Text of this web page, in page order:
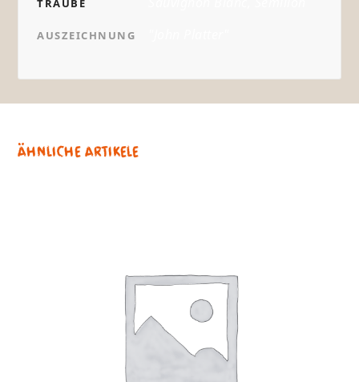
TRAUBE
AUSZEICHNUNG
Ähnliche Artikele